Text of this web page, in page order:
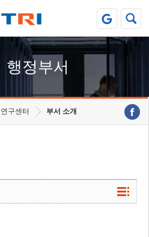
행정부서
구센터 부서 소개